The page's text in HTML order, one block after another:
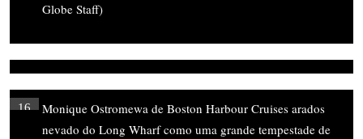
Globe Staff)
16
Monique Ostromewa de Boston Harbour Cruises arados
nevado do Long Wharf como uma grande tempestade de